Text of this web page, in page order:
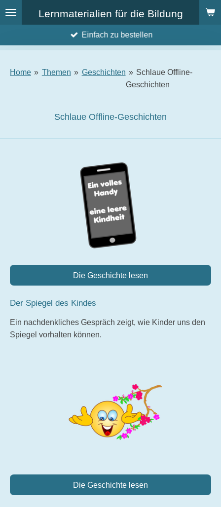
Zum
Hauptinhalt
Lernmaterialien für die Bildung
Einfach zu bestellen
Home » Themen » Geschichten » Schlaue Offline-
Geschichten
Schlaue Offline-Geschichten
Die Geschichte lesen
Der Spiegel des Kindes
Ein nachdenkliches Gespräch zeigt, wie Kinder uns den
Spiegel vorhalten können.
Die Geschichte lesen